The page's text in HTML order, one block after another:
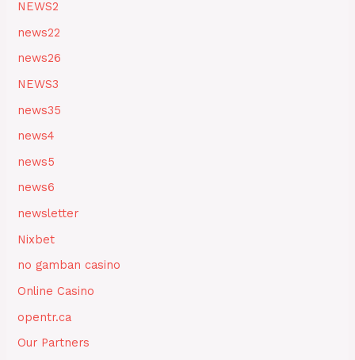
NEWS2
news22
news26
NEWS3
news35
news4
news5
news6
newsletter
Nixbet
no gamban casino
Online Casino
opentr.ca
Our Partners